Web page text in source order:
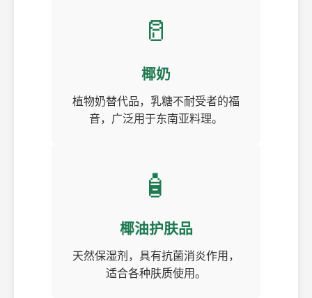
🥛
椰奶
植物奶替代品，乳糖不耐受者的福
音，广泛用于东南亚料理。
🧴
椰油护肤品
天然保湿剂，具有抗菌消炎作用，
适合各种肤质使用。